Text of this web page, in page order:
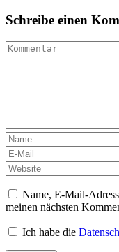
Schreibe einen
Name, E-Mail-
meinen nächsten
Ich habe die